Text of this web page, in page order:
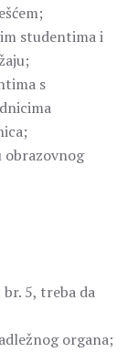
studentima i
s
obrazovnog
5, treba da
organa;